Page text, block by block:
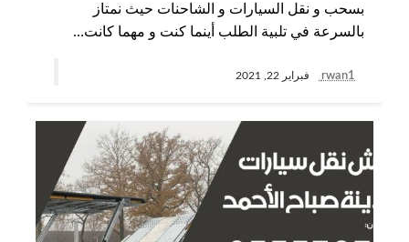
بسحب و نقل السيارات و الشاحنات حيث نمتاز
بالسرعة في تلبية الطلب أينما كنت و مهما كانت…
rwan1 فبراير 22, 2021